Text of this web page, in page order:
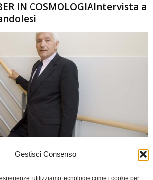
Gestisci Consenso
utilizziamo tecnologie come i cookie per
IN COSMOLOGIAIntervista a
2026 0
missione Planck. Il dialogo ripercorre i principali